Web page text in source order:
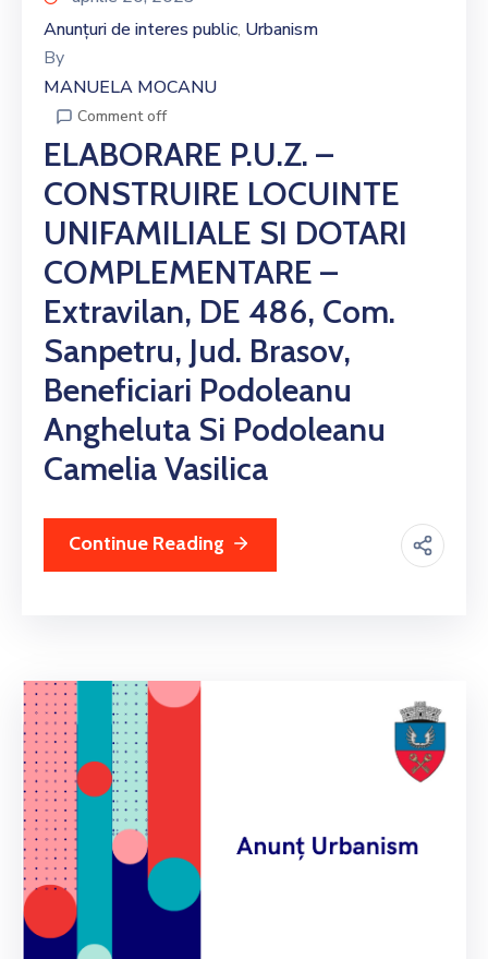
Anunțuri de interes public‚ Urbanism
By
MANUELA MOCANU
Comment off
ELABORARE P.U.Z. –
CONSTRUIRE LOCUINTE
UNIFAMILIALE SI DOTARI
COMPLEMENTARE –
Extravilan, DE 486, Com.
Sanpetru, Jud. Brasov,
Beneficiari Podoleanu
Angheluta Si Podoleanu
Camelia Vasilica
Continue Reading